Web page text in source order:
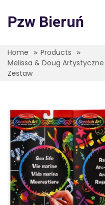
content
Pzw Bieruń
Home
Products
Melissa & Doug
Zestaw